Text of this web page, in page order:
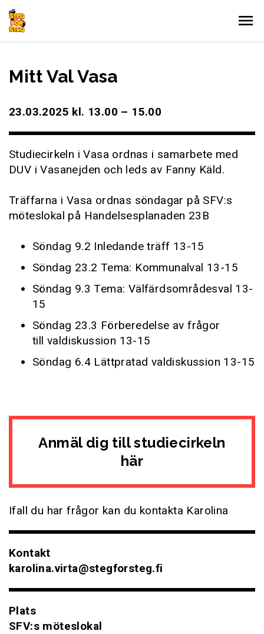
Gå till innehållet
Mitt Val Vasa
23.03.2025 kl. 13.00 – 15.00
Studiecirkeln i Vasa ordnas i samarbete med
DUV i Vasanejden och leds av Fanny Käld.
Träffarna i Vasa ordnas söndagar på SFV:s
möteslokal på Handelsesplanaden 23B
Söndag 9.2 Inledande träff 13-15
Söndag 23.2 Tema: Kommunalval 13-15
Söndag 9.3 Tema: Välfärdsområdesval 13-
15
Söndag 23.3 Förberedelse av frågor
till valdiskussion 13-15
Söndag 6.4 Lättpratad valdiskussion 13-15
Anmäl dig till studiecirkeln
här
Ifall du har frågor kan du kontakta Karolina
Kontakt
karolina.virta@stegforsteg.fi
Plats
SFV:s möteslokal